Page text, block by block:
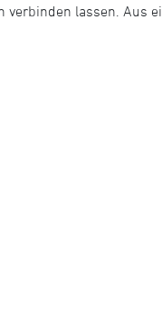
verbinden lassen. Aus